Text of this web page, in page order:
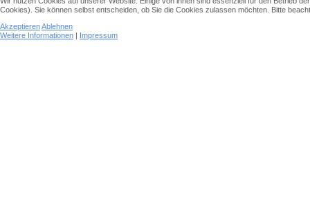
Cookies). Sie können selbst entscheiden, ob Sie die Cookies zulassen möchten. Bitte
AkzeptierenAblehnen
Weitere Informationen | Impressum